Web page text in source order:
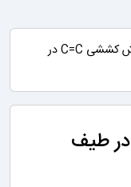
/ تاثیر ارتعاش کششی C=C در
تاثیر ارتعاش کششی C=C در طیف